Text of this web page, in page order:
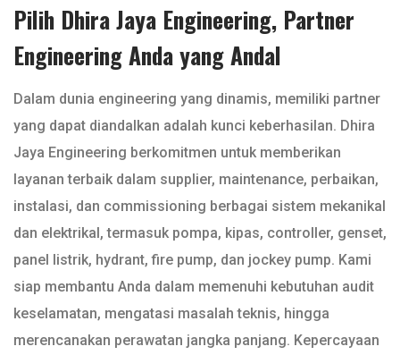
Pilih Dhira Jaya Engineering, Partner
Engineering Anda yang Andal
Dalam dunia engineering yang dinamis, memiliki partner
yang dapat diandalkan adalah kunci keberhasilan. Dhira
Jaya Engineering berkomitmen untuk memberikan
layanan terbaik dalam supplier, maintenance, perbaikan,
instalasi, dan commissioning berbagai sistem mekanikal
dan elektrikal, termasuk pompa, kipas, controller, genset,
panel listrik, hydrant, fire pump, dan jockey pump. Kami
siap membantu Anda dalam memenuhi kebutuhan audit
keselamatan, mengatasi masalah teknis, hingga
merencanakan perawatan jangka panjang. Kepercayaan